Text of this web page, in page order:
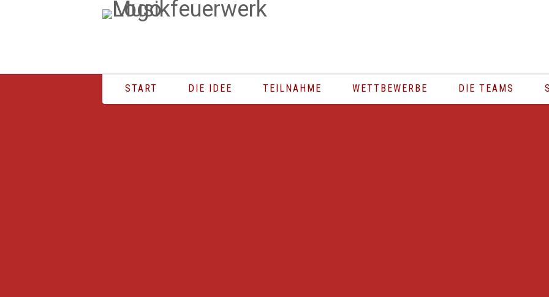
START DIE IDEE TEILNAHME WETTBEWERBE DIE TEAMS